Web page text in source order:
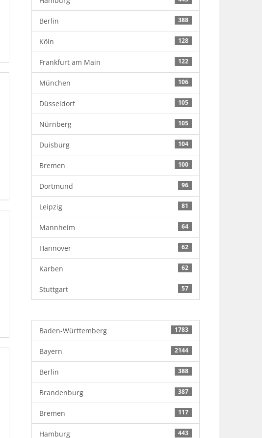
388
Berlin
128
Köln
122
Frankfurt am Main
106
München
105
Düsseldorf
105
Nürnberg
104
Duisburg
100
Bremen
96
Dortmund
81
Leipzig
64
Mannheim
62
Hannover
62
Karben
57
Stuttgart
1783
Baden-Württemberg
2144
Bayern
388
Berlin
387
Brandenburg
117
Bremen
443
Hamburg